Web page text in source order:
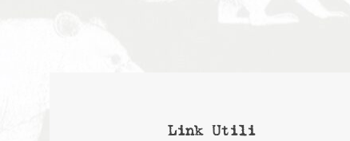
Link Utili